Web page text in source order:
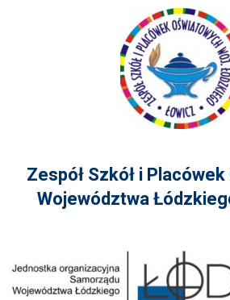
Zespół Szkół i
Województwa